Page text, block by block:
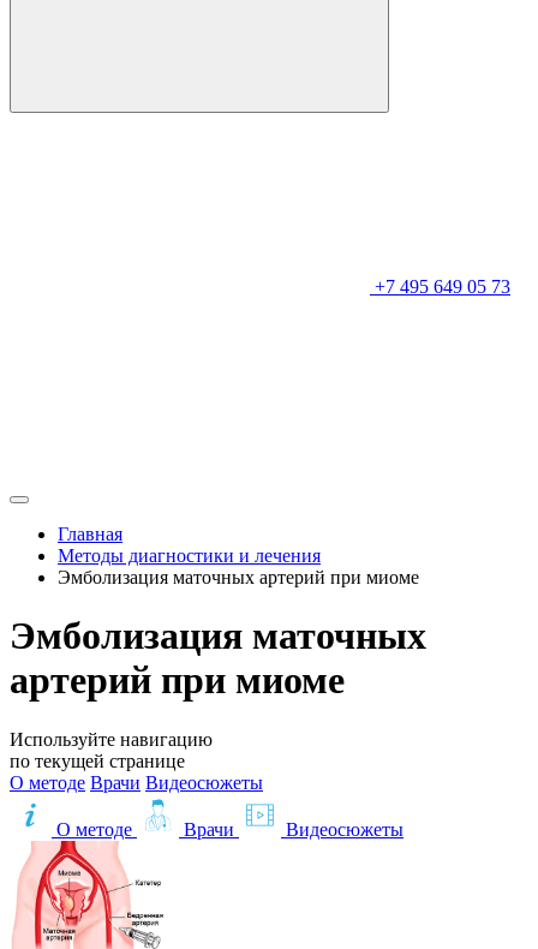
+7 495 649 05 73
Главная
Методы диагностики и лечения
Эмболизация маточных артерий при миоме
Эмболизация маточных
артерий при миоме
Используйте навигацию
по текущей странице
О методе Врачи Видеосюжеты
О методе Врачи Видеосюжеты